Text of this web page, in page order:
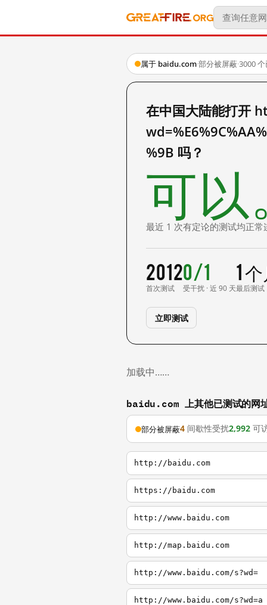
属于 baidu.com·部分被屏蔽·3000
在中国大陆能打开
%9B 吗？
可以
最近 1 次有定论的测试均正常
2012
首次测试
0/1
受干扰 · 近 90 天
1
最后测试
立即测试
加载中……
baidu.com 上其他已测试的网
部分被屏蔽4 间歇性受扰2,992 可
http://baidu.com
https://baidu.com
http://www.baidu.com
http://map.baidu.com
http://www.baidu.com/s?wd=
http://www.baidu.com/s?wd=a